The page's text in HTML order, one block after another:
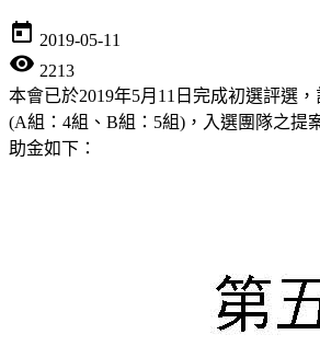
today 2019-05-11
visibility 2213
本會已於2019年5月11日完成初選評選
(A組：4組、B組：5組)，入選團隊之提
助金如下：